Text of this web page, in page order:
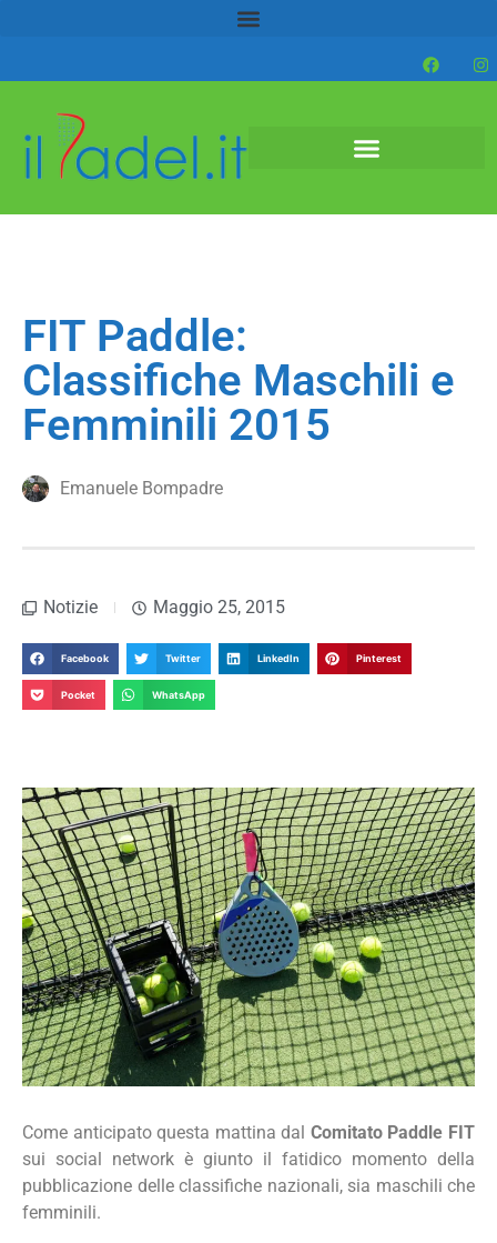
FIT Paddle:
Classifiche Maschili e
Femminili 2015
Emanuele Bompadre
Notizie Maggio 25, 2015
Facebook Twitter LinkedIn Pinterest
Pocket WhatsApp
Come anticipato questa mattina dal Comitato Paddle FIT
sui social network è giunto il fatidico momento della
pubblicazione delle classifiche nazionali, sia maschili che
femminili.